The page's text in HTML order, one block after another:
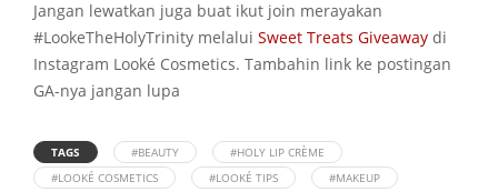
Jangan lewatkan juga buat ikut join merayakan
#LookeTheHolyTrinity melalui Sweet Treats Giveaway di
Instagram Looké Cosmetics. Tambahin link ke postingan
GA-nya jangan lupa
TAGS #BEAUTY
#HOLY LIP CRÈME
#LOOKÉ COSMETICS
#LOOKÉ TIPS #MAKEUP